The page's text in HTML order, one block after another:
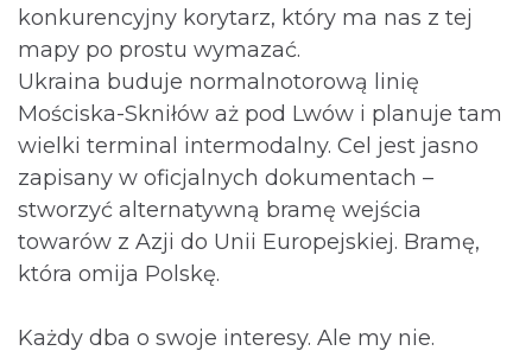
konkurencyjny korytarz, który ma nas z tej
mapy po prostu wymazać.
Ukraina buduje normalnotorową linię
Mościska-Skniłów aż pod Lwów i planuje tam
wielki terminal intermodalny. Cel jest jasno
zapisany w oficjalnych dokumentach –
stworzyć alternatywną bramę wejścia
towarów z Azji do Unii Europejskiej. Bramę,
która omija Polskę.
Każdy dba o swoje interesy. Ale my nie.